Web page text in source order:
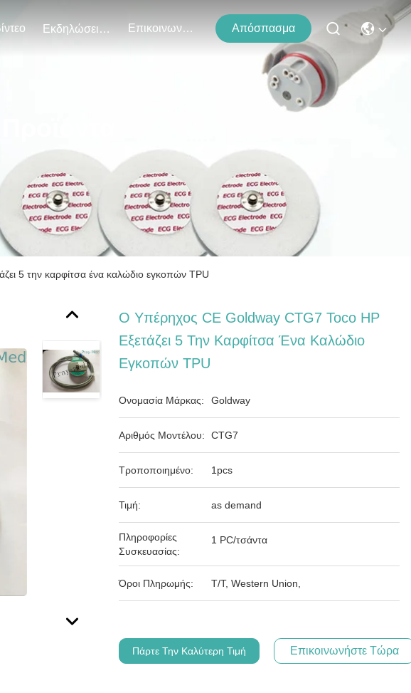
Εκδηλώσεις Επικοινωνήστε Μαζί Μας Απόσπασμα
5 την καρφίτσα ένα καλώδιο εγκοπών TPU
Ο Υπέρηχος CE Goldway CTG7 Toco HP
Εξετάζει 5 Την Καρφίτσα Ένα Καλώδιο
Εγκοπών TPU
Ονομασία Μάρκας: Goldway
Αριθμός Μοντέλου: CTG7
Τροποποιημένο: 1pcs
Τιμή: as demand
Πληροφορίες
Συσκευασίας:
1 PC/τσάντα
Όροι Πληρωμής: T/T, Western Union,
Πάρτε Την Καλύτερη Τιμή Επικοινωνήστε Τώρα